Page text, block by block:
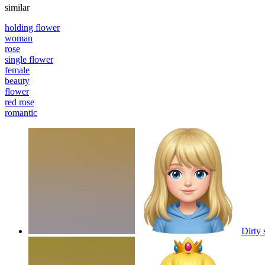
similar
holding flower
woman
rose
single flower
female
beauty
flower
red rose
romantic
Dirty